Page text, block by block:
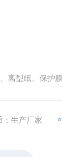
离型纸、保护
：生产厂家